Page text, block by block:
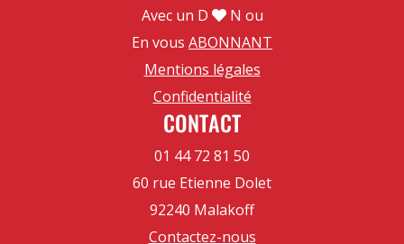
Avec un D
N ou
En vous ABONNANT
Mentions légales
Confidentialité
CONTACT
01 44 72 81 50
60 rue Etienne Dolet
92240 Malakoff
Contactez-nous